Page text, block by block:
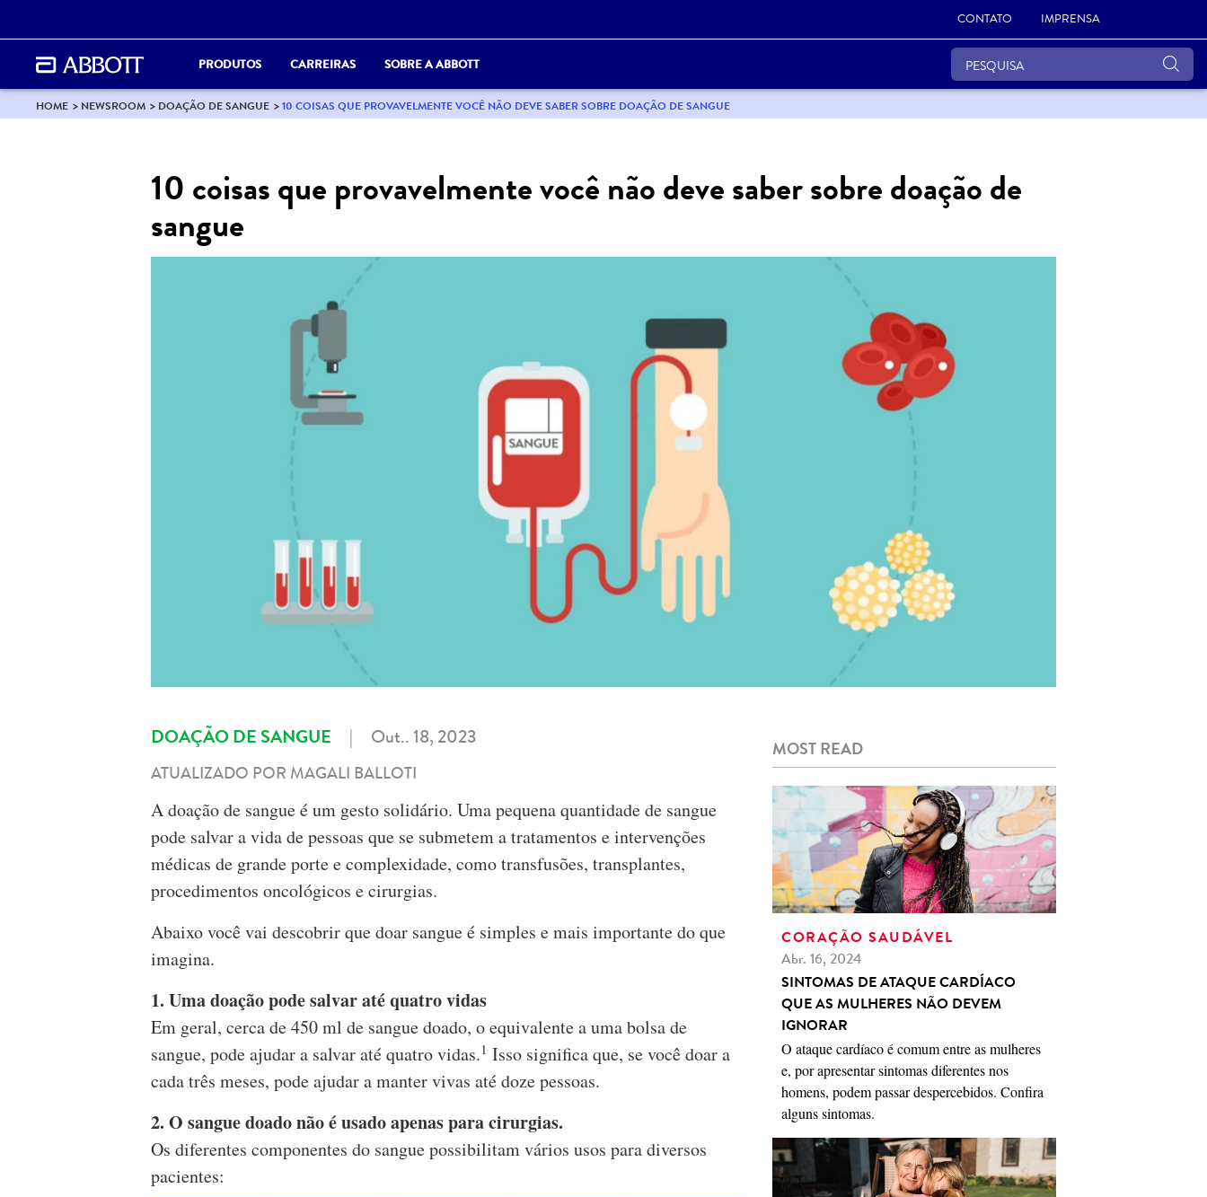
CONTATO IMPRENSA
PRODUTOS CARREIRAS SOBRE A ABBOTT
HOME NEWSROOM DOAÇÃO DE SANGUE 10 COISAS QUE PROVAVELMENTE VOCÊ NÃO DEVE SABER SOBRE DOAÇÃO DE SANGUE
10 coisas que provavelmente você não deve saber sobre doação de
sangue
DOAÇÃO DE SANGUE | Out.. 18, 2023
ATUALIZADO POR MAGALI BALLOTI
A doação de sangue é um gesto solidário. Uma pequena quantidade de sangue
pode salvar a vida de pessoas que se submetem a tratamentos e intervenções
médicas de grande porte e complexidade, como transfusões, transplantes,
procedimentos oncológicos e cirurgias.
Abaixo você vai descobrir que doar sangue é simples e mais importante do que
imagina.
1. Uma doação pode salvar até quatro vidas
Em geral, cerca de 450 ml de sangue doado, o equivalente a uma bolsa de
sangue, pode ajudar a salvar até quatro vidas.1 Isso significa que, se você doar a
cada três meses, pode ajudar a manter vivas até doze pessoas.
2. O sangue doado não é usado apenas para cirurgias.
Os diferentes componentes do sangue possibilitam vários usos para diversos
pacientes:
MOST READ
CORAÇÃO SAUDÁVEL
Abr. 16, 2024
SINTOMAS DE ATAQUE CARDÍACO
QUE AS MULHERES NÃO DEVEM
IGNORAR
O ataque cardíaco é comum entre as mulheres
e, por apresentar sintomas diferentes nos
homens, podem passar despercebidos. Confira
alguns sintomas.